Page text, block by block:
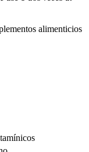
alimenticios